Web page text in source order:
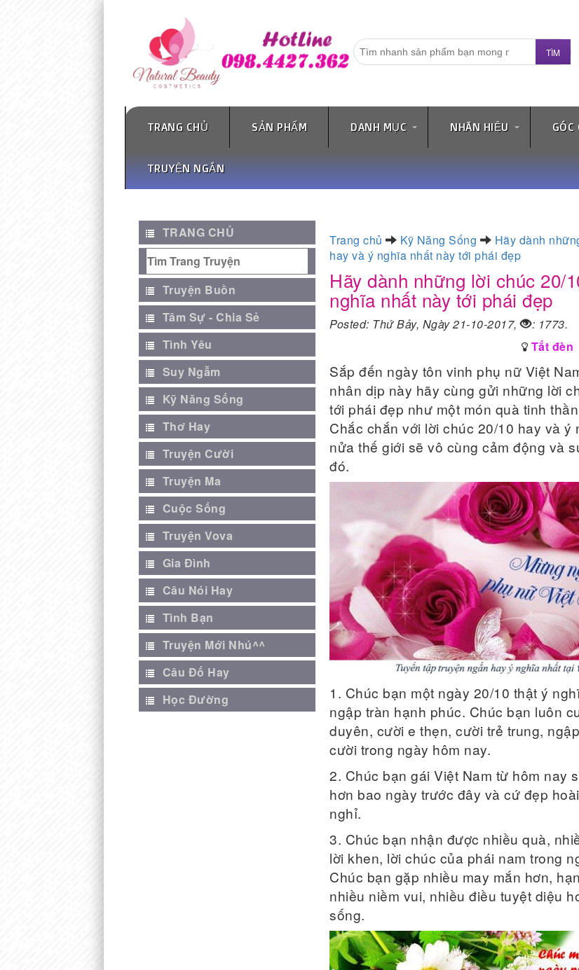
TRANG CHỦ SẢN PHẨM DANH MỤC NHÃN HIỆU GÓC
TRUYỆN NGẮN
TRANG CHỦ
Truyện Buồn
Tâm Sự - Chia Sẻ
Tình Yêu
Suy Ngẫm
Kỹ Năng Sống
Thơ Hay
Truyện Cười
Truyện Ma
Cuộc Sống
Truyện Vova
Gia Đình
Câu Nói Hay
Tình Bạn
Truyện Mới Nhú^^
Câu Đố Hay
Học Đường
Trang chủ Kỹ Năng Sống
Hãy dành
hay và ý nghĩa nhất này tới phái đẹp
Hãy dành những lời chúc 20/
nghĩa nhất này tới phái đẹp
Posted: Thứ Bảy, Ngày 21-10-2017,
: 1773.
Tắt đèn
Sắp đến ngày tôn vinh phụ nữ Việt
nhân dịp này hãy cùng gửi những lời
tới phái đẹp như một món quà tinh
Chắc chắn với lời chúc 20/10 hay và ý
nửa thế giới sẽ vô cùng cảm động và
đó.
1. Chúc bạn một ngày 20/10 thật ý
ngập tràn hạnh phúc. Chúc bạn luôn
duyên, cư­ời e thẹn, cư­ời trẻ trung,
cười trong ngày hôm nay.
2. Chúc bạn gái Việt Nam từ hôm nay
hơn bao ngày trư­ớc đây và cứ đẹp
nghỉ.
3. Chúc bạn nhận đư­ợc nhiều quà,
lời khen, lời chúc của phái nam trong
Chúc bạn gặp nhiều may mắn hơn,
nhiều niềm vui, nhiều điều tuyệt diệu
sống.